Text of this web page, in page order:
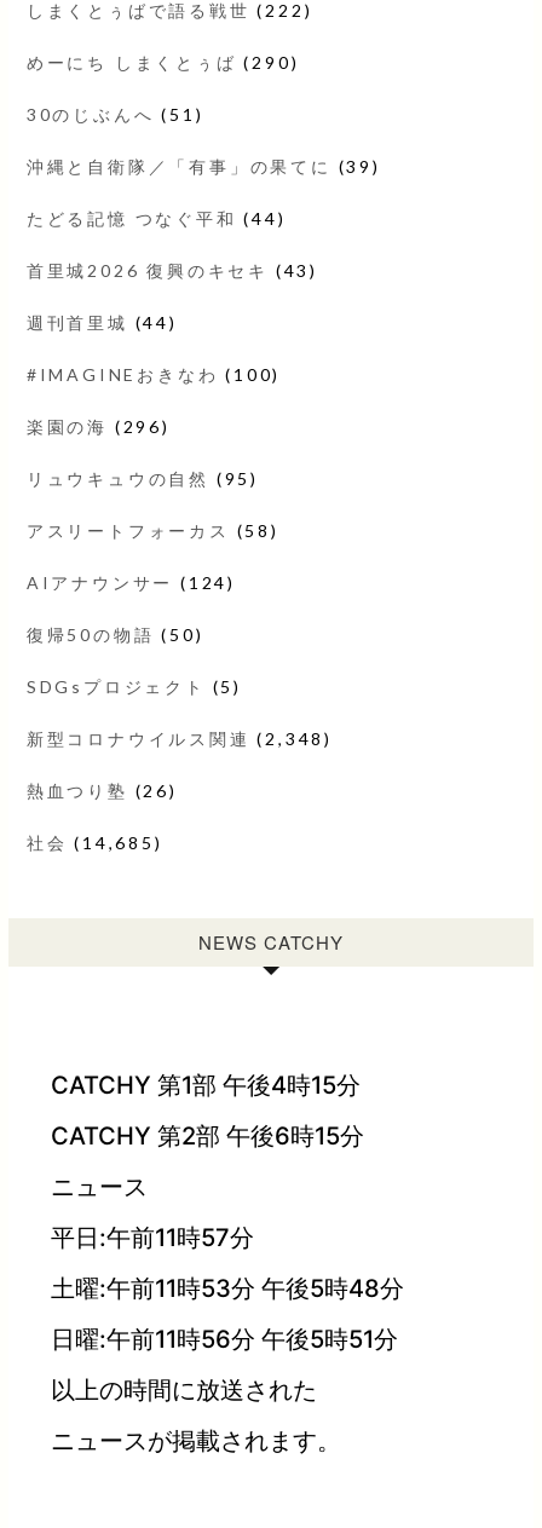
しまくとぅばで語る戦世 (222)
めーにち しまくとぅば (290)
30のじぶんへ (51)
沖縄と自衛隊／「有事」の果てに (39)
たどる記憶 つなぐ平和 (44)
首里城2026 復興のキセキ (43)
週刊首里城 (44)
#IMAGINEおきなわ (100)
楽園の海 (296)
リュウキュウの自然 (95)
アスリートフォーカス (58)
AIアナウンサー (124)
復帰50の物語 (50)
SDGsプロジェクト (5)
新型コロナウイルス関連 (2,348)
熱血つり塾 (26)
社会 (14,685)
NEWS CATCHY
CATCHY 第1部 午後4時15分
CATCHY 第2部 午後6時15分
ニュース
平日:午前11時57分
土曜:午前11時53分 午後5時48分
日曜:午前11時56分 午後5時51分
以上の時間に放送された
ニュースが掲載されます。